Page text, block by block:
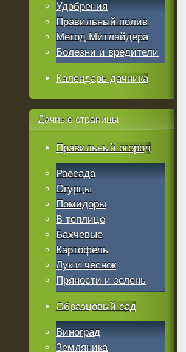
Удобрения
Правильный полив
Метод Митлайдера
Болезни и вредители
Календарь дачника
Дачные страницы
Правильный огород
Рассада
Огурцы
Помидоры
В теплице
Бахчевые
Картофель
Лук и чеснок
Пряности и зелень
Образцовый сад
Виноград
Земляника